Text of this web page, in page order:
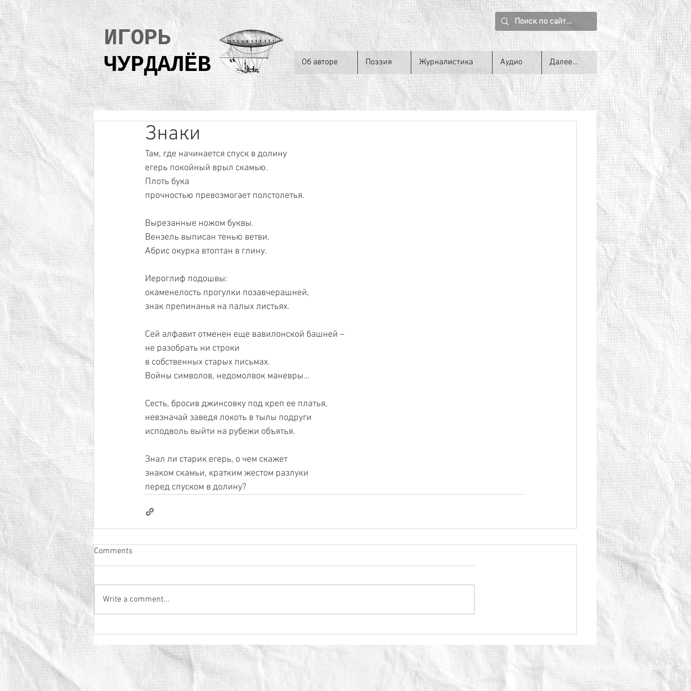
ИГОРЬ
ЧУРДАЛЁВ
Об авторе Поэзия Журналистика Аудио Далее…
Знаки
Там, где начинается спуск в долину
егерь покойный врыл скамью.
Плоть бука
прочностью превозмогает полстолетья.
Вырезанные ножом буквы.
Вензель выписан тенью ветви.
Абрис окурка втоптан в глину.
Иероглиф подошвы:
окаменелость прогулки позавчерашней,
знак препинанья на палых листьях.
Сей алфавит отменен еще вавилонской башней –
не разобрать ни строки
в собственных старых письмах.
Войны символов, недомолвок маневры…
Сесть, бросив джинсовку под креп ее платья,
невзначай заведя локоть в тылы подруги
исподволь выйти на рубежи объятья.
Знал ли старик егерь, о чем скажет
знаком скамьи, кратким жестом разлуки
перед спуском в долину?
Comments
Write a comment...
© Copyright: Игорь Чурдалёв,